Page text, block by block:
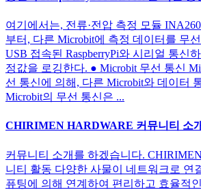
여기에서는, 전류·전압 측정 모듈
부터, 다른 Microbit에 측정 데이터를 무
USB 접속된 RaspberryPi와 시리얼 통신
정값을 로깅한다. ● Microbit 무선 통신
선 통신에 의해, 다른 Microbit와 데이터
Microbit의 무선 통신은 ...
CHIRIMEN HARDWARE 커뮤니티 소
커뮤니티 소개를 하겠습니다.
니티 활동 다양한 사물이 네트워크로 연
퓨팅에 의해 연계하여 편리하고 효율적